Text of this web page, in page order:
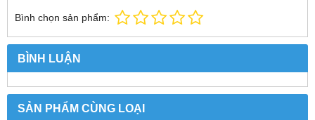
Bình chọn sản phẩm:
BÌNH LUẬN
SẢN PHẨM CÙNG LOẠI